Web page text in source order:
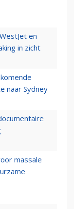
en
in zicht
naar Sydney
massale